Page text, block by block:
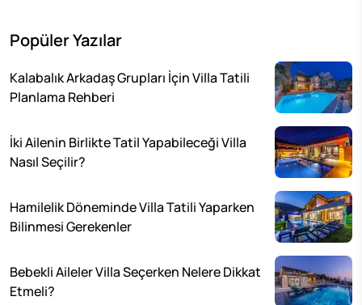
Popüler Yazılar
Kalabalık Arkadaş Grupları İçin Villa Tatili
Planlama Rehberi
İki Ailenin Birlikte Tatil Yapabileceği Villa
Nasıl Seçilir?
Hamilelik Döneminde Villa Tatili Yaparken
Bilinmesi Gerekenler
Bebekli Aileler Villa Seçerken Nelere Dikkat
Etmeli?